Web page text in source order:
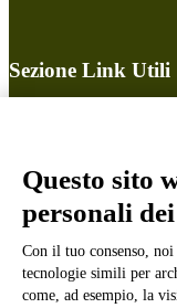
Sezione Link Utili
Ufficio Relazioni
Dichiarazione di
Obiettivi di
Gestione
Amministrazione
Questo sito
personali
Con il tuo consenso,
tecnologie simili per
come, ad esempio, la